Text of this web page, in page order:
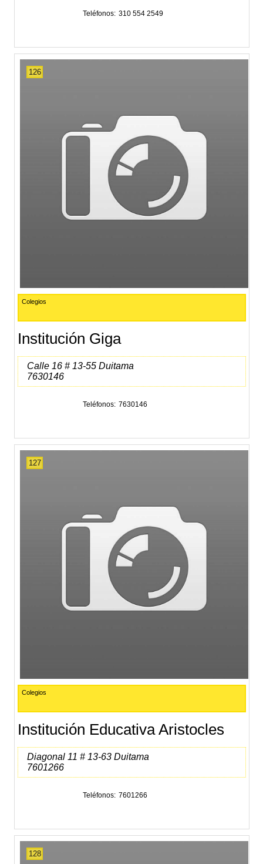
Teléfonos 310 554 2549
126
Colegios
Institución Giga
Calle 16 # 13-55 Duitama
7630146
Teléfonos 7630146
127
Colegios
Institución Educativa Aristocles
Diagonal 11 # 13-63 Duitama
7601266
Teléfonos 7601266
128